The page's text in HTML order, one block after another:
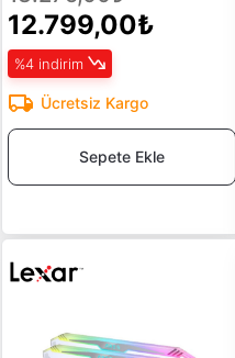
12.799,00₺
%4 indirim
Ücretsiz Kargo
Sepete Ekle